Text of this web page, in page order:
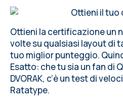
Ottieni la certificazione un
volte su qualsiasi layout di
tuo miglior punteggio.
Esatto: che tu sia un fan di
DVORAK, c’è un test di
Ratatype.